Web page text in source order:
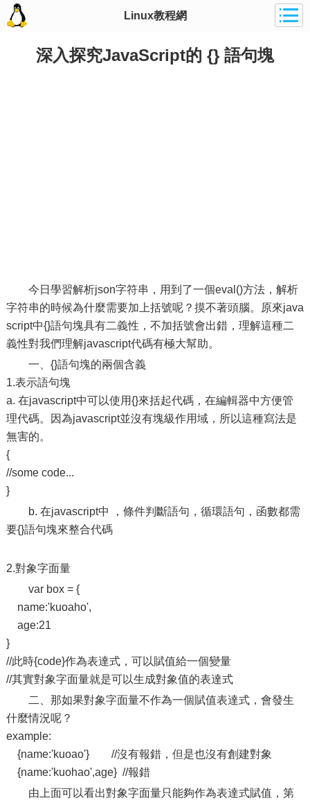
Linux教程網
深入探究JavaScript的 {} 語句塊
今日學習解析json字符串，用到了一個eval()方法，解析
字符串的時候為什麼需要加上括號呢？摸不著頭腦。原來java
script中{}語句塊具有二義性，不加括號會出錯，理解這種二
義性對我們理解javascript代碼有極大幫助。
一、{}語句塊的兩個含義
1.表示語句塊
a. 在javascript中可以使用{}來括起代碼，在編輯器中方便管
理代碼。因為javascript並沒有塊級作用域，所以這種寫法是
無害的。
{
//some code...
}
b. 在javascript中 ，條件判斷語句，循環語句，函數都需
要{}語句塊來整合代碼
2.對象字面量
var box = {
name:'kuoaho',
age:21
}
//此時{code}作為表達式，可以賦值給一個變量
//其實對象字面量就是可以生成對象值的表達式
二、那如果對象字面量不作為一個賦值表達式，會發生
什麼情況呢？
example:
{name:'kuoao'} //沒有報錯，但是也沒有創建對象
{name:'kuohao',age} //報錯
由上面可以看出對象字面量只能夠作為表達式賦值，第